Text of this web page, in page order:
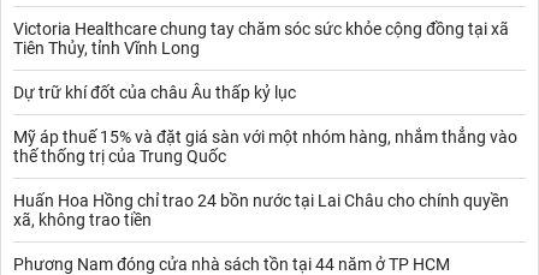
Victoria Healthcare chung tay chăm sóc sức khỏe cộng đồng tại xã
Tiên Thủy, tỉnh Vĩnh Long
Dự trữ khí đốt của châu Âu thấp kỷ lục
Mỹ áp thuế 15% và đặt giá sàn với một nhóm hàng, nhắm thẳng vào
thế thống trị của Trung Quốc
Huấn Hoa Hồng chỉ trao 24 bồn nước tại Lai Châu cho chính quyền
xã, không trao tiền
Phương Nam đóng cửa nhà sách tồn tại 44 năm ở TP HCM